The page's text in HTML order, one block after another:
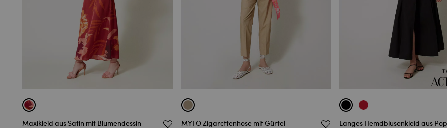
Maxikleid aus Satin mit Blumendessin MYFO Zigarettenhose mit Gürtel Langes Hemdblusenkleid aus